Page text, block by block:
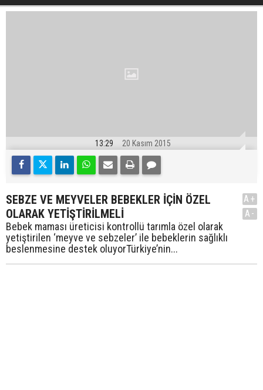
13:29 20 Kasım 2015
SEBZE VE MEYVELER BEBEKLER İÇİN ÖZEL
OLARAK YETİŞTİRİLMELİ
Bebek maması üreticisi kontrollü tarımla özel olarak
yetiştirilen ‘meyve ve sebzeler’ ile bebeklerin sağlıklı
beslenmesine destek oluyorTürkiye’nin...
A+
A-